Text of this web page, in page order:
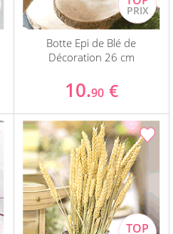
Botte Epi de Blé de
Décoration 26 cm
10.90 €